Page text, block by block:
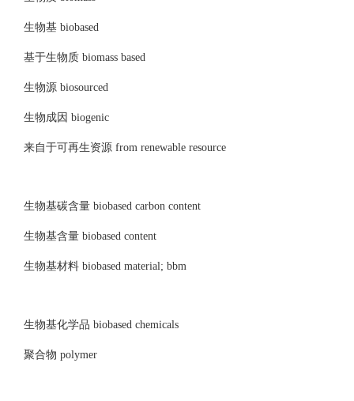
生物基 biobased
基于生物质 biomass based
生物源 biosourced
生物成因 biogenic
来自于可再生资源 from renewable resource
生物基碳含量 biobased carbon content
生物基含量 biobased content
生物基材料 biobased material; bbm
生物基化学品 biobased chemicals
聚合物 polymer